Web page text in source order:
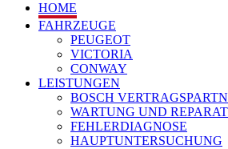
HOME
FAHRZEUGE
PEUGEOT
VICTORIA
CONWAY
LEISTUNGEN
BOSCH
WARTUNG UND
FEHLERDIAGNOSE
HAUPTUNTERSUCHUNG